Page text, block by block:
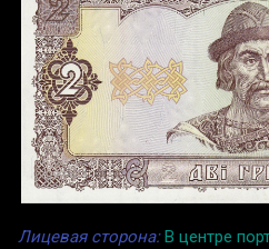
Лицевая сторона:В центре